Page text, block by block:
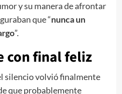
y su manera de afrontar
que “nunca un
”.
con final feliz
silencio volvió finalmente
que probablemente